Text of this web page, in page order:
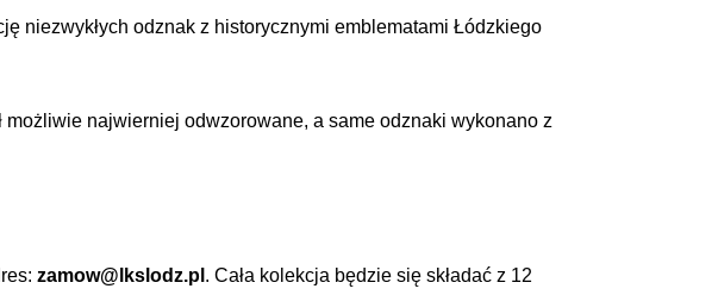
niezwykłych odznak z historycznymi emblematami Łódzkiego
najwierniej odwzorowane, a same odznaki wykonano z
zamow@lkslodz.pl . Cała kolekcja będzie się składać z 12